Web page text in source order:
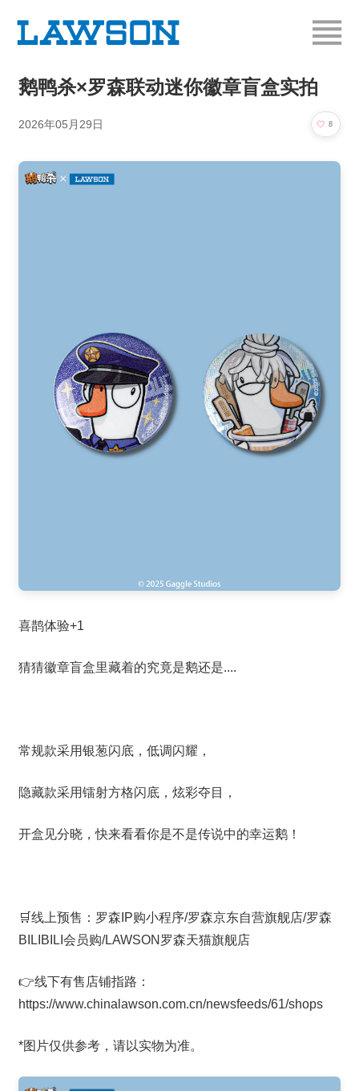
鹅鸭杀×罗森联动迷你徽章盲盒实拍
2026年05月29日 🤍 8
喜鹊体验+1
猜猜徽章盲盒里藏着的究竟是鹅还是....
常规款采用银葱闪底，低调闪耀，
隐藏款采用镭射方格闪底，炫彩夺目，
开盒见分晓，快来看看你是不是传说中的幸运鹅！
🛒线上预售：罗森IP购小程序/罗森京东自营旗舰店/罗森
BILIBILI会员购/LAWSON罗森天猫旗舰店
👉线下有售店铺指路：
https://www.chinalawson.com.cn/newsfeeds/61/shops
*图片仅供参考，请以实物为准。